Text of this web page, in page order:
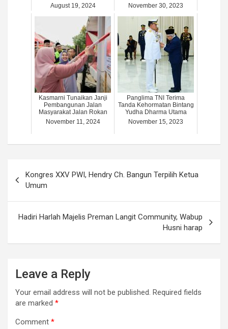
August 19, 2024
November 30, 2023
Kasmarni Tunaikan Janji
Pembangunan Jalan
Masyarakat Jalan Rokan
November 11, 2024
Panglima TNI Terima
Tanda Kehormatan Bintang
Yudha Dharma Utama
November 15, 2023
navigation
Kongres XXV PWI, Hendry Ch. Bangun Terpilih Ketua
Umum
Hadiri Harlah Majelis Preman Langit Community, Wabup
Husni harap
Leave a Reply
Your email address will not be published. Required fields
are marked *
Comment *